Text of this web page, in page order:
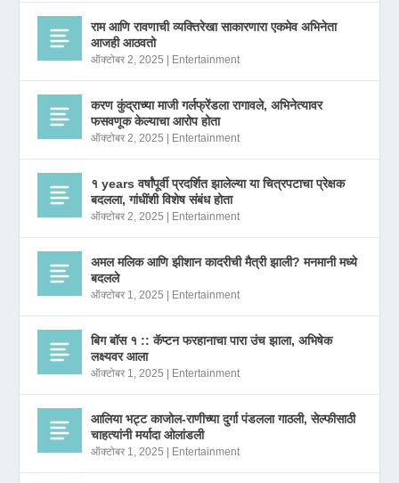
राम आणि रावणाची व्यक्तिरेखा साकारणारा एकमेव अभिनेता
आजही आठवतो
ऑक्टोबर 2, 2025 | Entertainment
करण कुंद्राच्या माजी गर्लफ्रेंडला रागावले, अभिनेत्यावर
फसवणूक केल्याचा आरोप होता
ऑक्टोबर 2, 2025 | Entertainment
१ years वर्षांपूर्वी प्रदर्शित झालेल्या या चित्रपटाचा प्रेक्षक
बदलला, गांधींशी विशेष संबंध होता
ऑक्टोबर 2, 2025 | Entertainment
अमल मलिक आणि झीशान कादरीची मैत्री झाली? मनमानी मध्ये
बदलले
ऑक्टोबर 1, 2025 | Entertainment
बिग बॉस १ :: कॅप्टन फरहानाचा पारा उंच झाला, अभिषेक
लक्ष्यवर आला
ऑक्टोबर 1, 2025 | Entertainment
आलिया भट्ट काजोल-राणीच्या दुर्गा पंडलला गाठली, सेल्फीसाठी
चाहत्यांनी मर्यादा ओलांडली
ऑक्टोबर 1, 2025 | Entertainment